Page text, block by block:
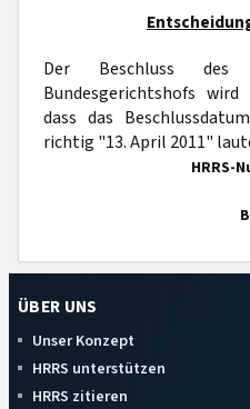
Der Beschluss
Bundesgerichtshofs
dass das
richtig "13. April 2011"
HRRS-
ÜBER UNS
Unser Konzept
HRRS unterstützen
HRRS zitieren